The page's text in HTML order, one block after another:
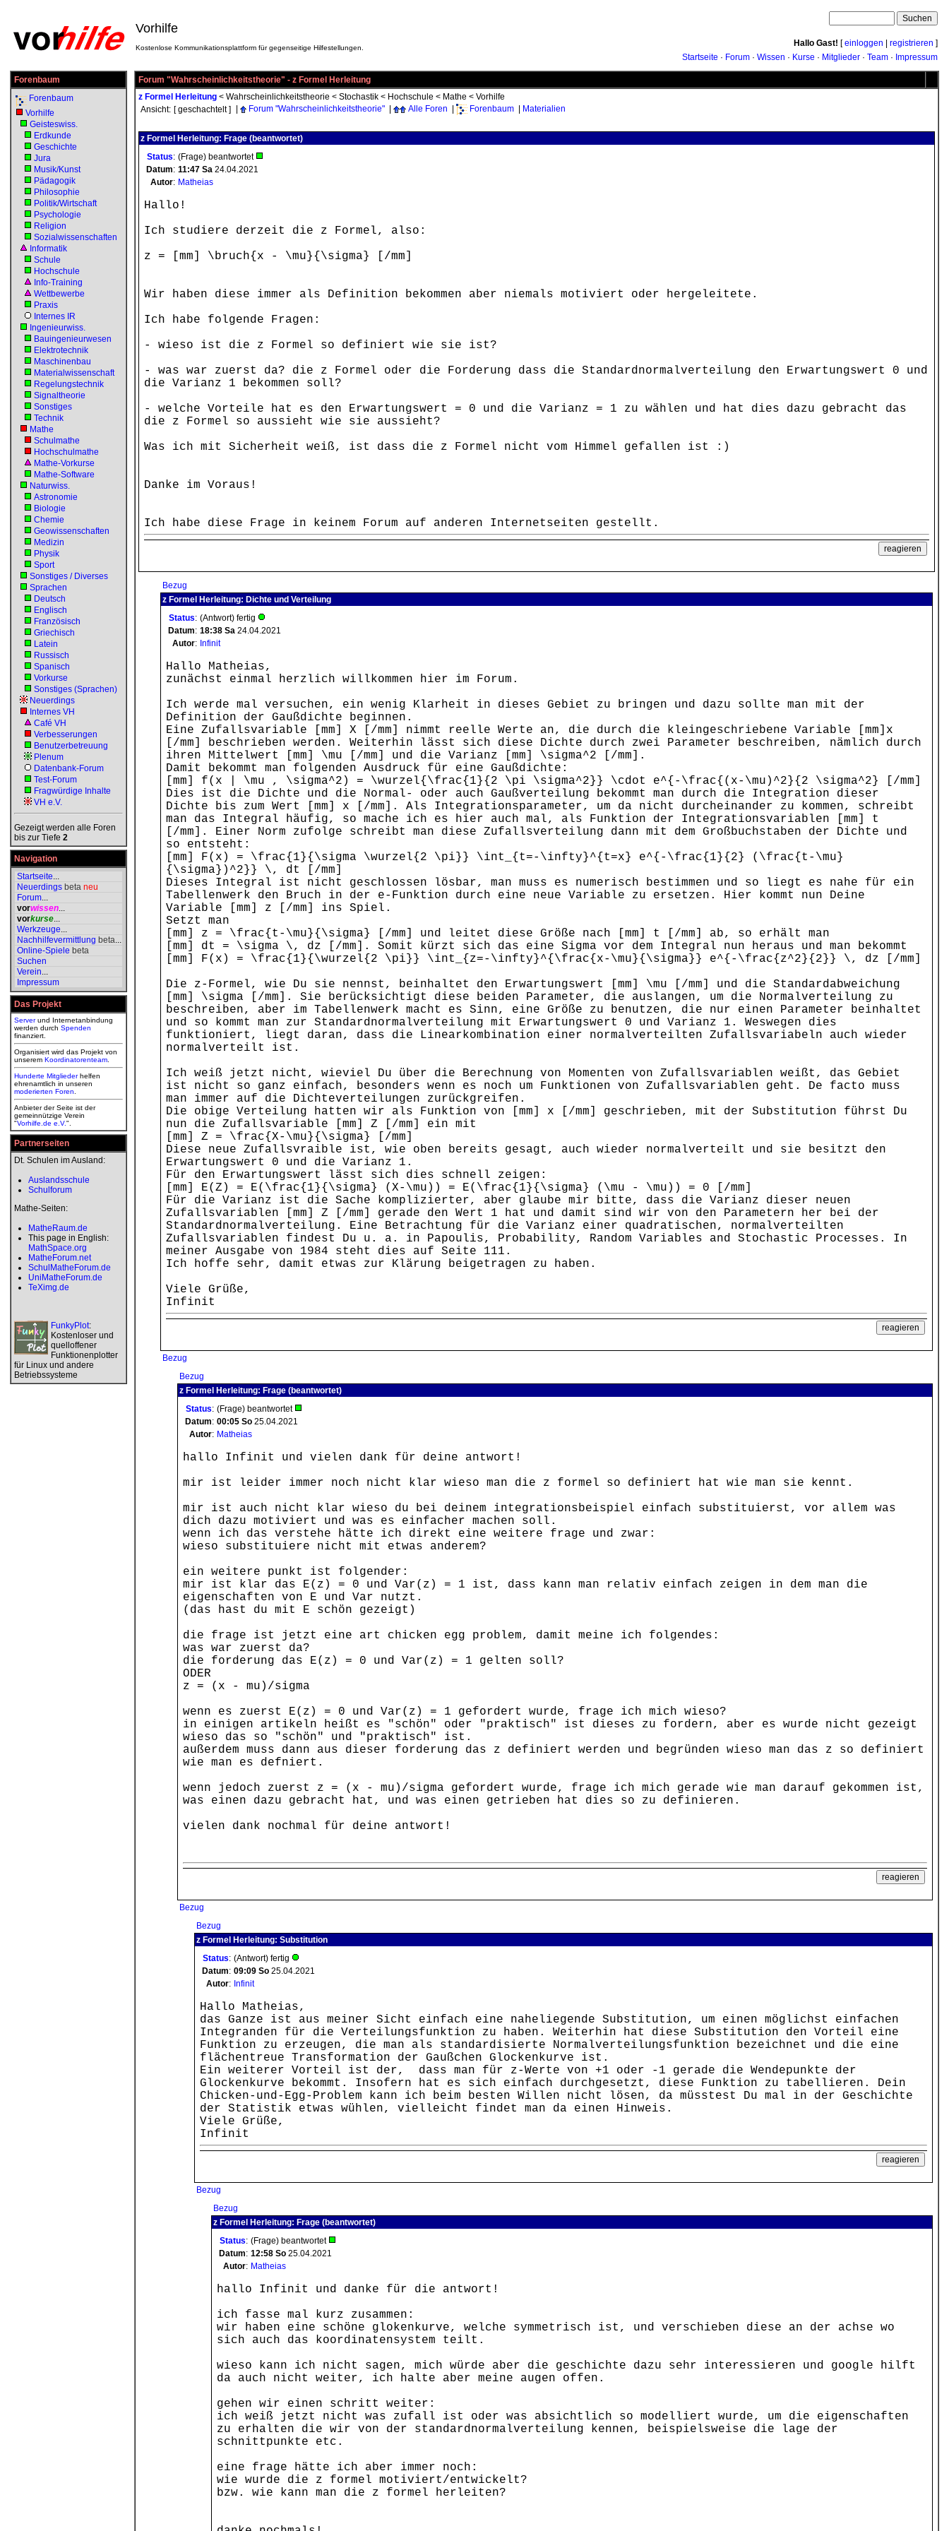
Vorhilfe
Kostenlose Kommunikationsplattform für gegenseitige Hilfestellungen. Hallo Gast! [einloggen registrieren ]
Startseite · Forum · Wissen · Kurse · Mitglieder · Team · Impressum
Forenbaum
Forenbaum
Vorhilfe
Geisteswiss.
Erdkunde
Geschichte
Jura
Musik/Kunst
Pädagogik
Philosophie
Politik/Wirtschaft
Psychologie
Religion
Sozialwissenschaften
Informatik
Schule
Hochschule
Info-Training
Wettbewerbe
Praxis
Internes IR
Ingenieurwiss.
Bauingenieurwesen
Elektrotechnik
Maschinenbau
Materialwissenschaft
Regelungstechnik
Signaltheorie
Sonstiges
Technik
Mathe
Schulmathe
Hochschulmathe
Mathe-Vorkurse
Mathe-Software
Naturwiss.
Astronomie
Biologie
Chemie
Geowissenschaften
Medizin
Physik
Sport
Sonstiges / Diverses
Sprachen
Deutsch
Englisch
Französisch
Griechisch
Latein
Russisch
Spanisch
Vorkurse
Sonstiges (Sprachen)
Neuerdings
Internes VH
Café VH
Verbesserungen
Benutzerbetreuung
Plenum
Datenbank-Forum
Test-Forum
Fragwürdige Inhalte
VH e.V.
Gezeigt werden alle Foren
bis zur Tiefe 2
Navigation
Startseite...
Neuerdings beta neu
Forum...
vorwissen...
vorkurse...
Werkzeuge...
Nachhilfevermittlung beta...
Online-Spiele beta
Suchen
Verein...
Impressum
Das Projekt
Serverund Internetanbindung
werden durch Spenden
finanziert.
Organisiert wird das Projekt von
unserem Koordinatorenteam
Hunderte Mitgliederhelfen
ehrenamtlich in unseren
moderierten Foren
Anbieter der Seite ist der
gemeinnützige Verein
"Vorhilfe.de e.V.".
Partnerseiten
Dt. Schulen im Ausland:
Auslandsschule
Schulforum
Mathe-Seiten:
MatheRaum.de
This page in English:
MathSpace.org
MatheForum.net
SchulMatheForum.de
UniMatheForum.de
TeXimg.de
FunkyPlot:
Kostenloser und
quelloffener
Funktionenplotter
für Linux und andere
Betriebssysteme
Forum "Wahrscheinlichkeitstheorie" - z Formel Herleitung
z Formel Herleitung < Wahrscheinlichkeitstheorie < Stochastik < Hochschule < Mathe < Vorhilfe
Ansicht: [ geschachtelt ] Forum "Wahrscheinlichkeitstheorie" Alle Foren Forenbaum Materialien
z Formel Herleitung: Frage (beantwortet)
Status: (Frage) beantwortet
Datum: 11:47 Sa 24.04.2021
Autor: Matheias
Hallo!
Ich studiere derzeit die z Formel, also:
z = [mm] \bruch{x - \mu}{\sigma} [/mm]
Wir haben diese immer als Definition bekommen aber niemals motiviert oder hergeleitete.
Ich habe folgende Fragen:
- wieso ist die z Formel so definiert wie sie ist?
- was war zuerst da? die z Formel oder die Forderung dass die Standardnormalverteilung den Erwartungswert 0 und
die Varianz 1 bekommen soll?
- welche Vorteile hat es den Erwartungswert = 0 und die Varianz = 1 zu wählen und hat dies dazu gebracht das
die z Formel so aussieht wie sie aussieht?
Was ich mit Sicherheit weiß, ist dass die z Formel nicht vom Himmel gefallen ist :)
Danke im Voraus!
Ich habe diese Frage in keinem Forum auf anderen Internetseiten gestellt.
Bezug
z Formel Herleitung: Dichte und Verteilung
Status: (Antwort) fertig
Datum: 18:38 Sa 24.04.2021
Autor: Infinit
Hallo Matheias,
zunächst einmal herzlich willkommen hier im Forum.
Ich werde mal versuchen, ein wenig Klarheit in dieses Gebiet zu bringen und dazu sollte man mit der
Definition der Gaußdichte beginnen.
Eine Zufallsvariable [mm] X [/mm] nimmt reelle Werte an, die durch die kleingeschriebene Variable [mm]x
[/mm] beschrieben werden. Weiterhin lässt sich diese Dichte durch zwei Parameter beschreiben, nämlich durch
ihren Mittelwert [mm] \mu [/mm] und die Varianz [mm] \sigma^2 [/mm].
Damit bekommt man folgenden Ausdruck für eine Gaußdichte:
[mm] f(x | \mu , \sigma^2) = \wurzel{\frac{1}{2 \pi \sigma^2}} \cdot e^{-\frac{(x-\mu)^2}{2 \sigma^2} [/mm]
Dies ist die Dichte und die Normal- oder auch Gaußverteilung bekommt man durch die Integration dieser
Dichte bis zum Wert [mm] x [/mm]. Als Integrationsparameter, um da nicht durcheinander zu kommen, schreibt
man das Integral häufig, so mache ich es hier auch mal, als Funktion der Integrationsvariablen [mm] t
[/mm]. Einer Norm zufolge schreibt man diese Zufallsverteilung dann mit dem Großbuchstaben der Dichte und
so entsteht:
[mm] F(x) = \frac{1}{\sigma \wurzel{2 \pi}} \int_{t=-\infty}^{t=x} e^{-\frac{1}{2} (\frac{t-\mu}
{\sigma})^2}} \, dt [/mm]
Dieses Integral ist nicht geschlossen lösbar, man muss es numerisch bestimmen und so liegt es nahe für ein
Tabellenwerk den Bruch in der e-Funktion durch eine neue Variable zu ersetzen. Hier kommt nun Deine
Variable [mm] z [/mm] ins Spiel.
Setzt man
[mm] z = \frac{t-\mu}{\sigma} [/mm] und leitet diese Größe nach [mm] t [/mm] ab, so erhält man
[mm] dt = \sigma \, dz [/mm]. Somit kürzt sich das eine Sigma vor dem Integral nun heraus und man bekommt
[mm] F(x) = \frac{1}{\wurzel{2 \pi}} \int_{z=-\infty}^{\frac{x-\mu}{\sigma}} e^{-\frac{z^2}{2}} \, dz [/mm]
Die z-Formel, wie Du sie nennst, beinhaltet den Erwartungswert [mm] \mu [/mm] und die Standardabweichung
[mm] \sigma [/mm]. Sie berücksichtigt diese beiden Parameter, die auslangen, um die Normalverteilung zu
beschreiben, aber im Tabellenwerk macht es Sinn, eine Größe zu benutzen, die nur einen Parameter beinhaltet
und so kommt man zur Standardnormalverteilung mit Erwartungswert 0 und Varianz 1. Weswegen dies
funktioniert, liegt daran, dass die Linearkombination einer normalverteilten Zufallsvariabeln auch wieder
normalverteilt ist.
Ich weiß jetzt nicht, wieviel Du über die Berechnung von Momenten von Zufallsvariablen weißt, das Gebiet
ist nicht so ganz einfach, besonders wenn es noch um Funktionen von Zufallsvariablen geht. De facto muss
man immer auf die Dichteverteilungen zurückgreifen.
Die obige Verteilung hatten wir als Funktion von [mm] x [/mm] geschrieben, mit der Substitution führst Du
nun die Zufallsvariable [mm] Z [/mm] ein mit
[mm] Z = \frac{X-\mu}{\sigma} [/mm]
Diese neue Zufallsvraible ist, wie oben bereits gesagt, auch wieder normalverteilt und sie besitzt den
Erwartungswert 0 und die Varianz 1.
Für den Erwartungswert lässt sich dies schnell zeigen:
[mm] E(Z) = E(\frac{1}{\sigma} (X-\mu)) = E(\frac{1}{\sigma} (\mu - \mu)) = 0 [/mm]
Für die Varianz ist die Sache komplizierter, aber glaube mir bitte, dass die Varianz dieser neuen
Zufallsvariablen [mm] Z [/mm] gerade den Wert 1 hat und damit sind wir von den Parametern her bei der
Standardnormalverteilung. Eine Betrachtung für die Varianz einer quadratischen, normalverteilten
Zufallsvariablen findest Du u. a. in Papoulis, Probability, Random Variables and Stochastic Processes. In
meiner Ausgabe von 1984 steht dies auf Seite 111.
Ich hoffe sehr, damit etwas zur Klärung beigetragen zu haben.
Viele Grüße,
Infinit
Bezug
Bezug
z Formel Herleitung: Frage (beantwortet)
Status: (Frage) beantwortet
Datum: 00:05 So 25.04.2021
Autor: Matheias
hallo Infinit und vielen dank für deine antwort!
mir ist leider immer noch nicht klar wieso man die z formel so definiert hat wie man sie kennt.
mir ist auch nicht klar wieso du bei deinem integrationsbeispiel einfach substituierst, vor allem was
dich dazu motiviert und was es einfacher machen soll.
wenn ich das verstehe hätte ich direkt eine weitere frage und zwar:
wieso substituiere nicht mit etwas anderem?
ein weitere punkt ist folgender:
mir ist klar das E(z) = 0 und Var(z) = 1 ist, dass kann man relativ einfach zeigen in dem man die
eigenschaften von E und Var nutzt.
(das hast du mit E schön gezeigt)
die frage ist jetzt eine art chicken egg problem, damit meine ich folgendes:
was war zuerst da?
die forderung das E(z) = 0 und Var(z) = 1 gelten soll?
ODER
z = (x - mu)/sigma
wenn es zuerst E(z) = 0 und Var(z) = 1 gefordert wurde, frage ich mich wieso?
in einigen artikeln heißt es "schön" oder "praktisch" ist dieses zu fordern, aber es wurde nicht gezeigt
wieso das so "schön" und "praktisch" ist.
außerdem muss dann aus dieser forderung das z definiert werden und begründen wieso man das z so definiert
wie man es defniert.
wenn jedoch zuerst z = (x - mu)/sigma gefordert wurde, frage ich mich gerade wie man darauf gekommen ist,
was einen dazu gebracht hat, und was einen getrieben hat dies so zu definieren.
vielen dank nochmal für deine antwort!
Bezug
Bezug
z Formel Herleitung: Substitution
Status: (Antwort) fertig
Datum: 09:09 So 25.04.2021
Autor: Infinit
Hallo Matheias,
das Ganze ist aus meiner Sicht einfach eine naheliegende Substitution, um einen möglichst einfachen
Integranden für die Verteilungsfunktion zu haben. Weiterhin hat diese Substitution den Vorteil eine
Funktion zu erzeugen, die man als standardisierte Normalverteilungsfunktion bezeichnet und die eine
flächentreue Transformation der Gaußchen Glockenkurve ist.
Ein weiterer Vorteil ist der, dass man für z-Werte von +1 oder -1 gerade die Wendepunkte der
Glockenkurve bekommt. Insofern hat es sich einfach durchgesetzt, diese Funktion zu tabellieren. Dein
Chicken-und-Egg-Problem kann ich beim besten Willen nicht lösen, da müsstest Du mal in der Geschichte
der Statistik etwas wühlen, vielleicht findet man da einen Hinweis.
Viele Grüße,
Infinit
Bezug
Bezug
z Formel Herleitung: Frage (beantwortet)
Status: (Frage) beantwortet
Datum: 12:58 So 25.04.2021
Autor: Matheias
hallo Infinit und danke für die antwort!
ich fasse mal kurz zusammen:
wir haben eine schöne glokenkurve, welche symmetrisch ist, und verschieben diese an der achse wo
sich auch das koordinatensystem teilt.
wieso kann ich nicht sagen, mich würde aber die geschichte dazu sehr interessieren und google hilft
da auch nicht weiter, ich halte aber meine augen offen.
gehen wir einen schritt weiter:
ich weiß jetzt nicht was zufall ist oder was absichtlich so modelliert wurde, um die eigenschaften
zu erhalten die wir von der standardnormalverteilung kennen, beispielsweise die lage der
schnittpunkte etc.
eine frage hätte ich aber immer noch:
wie wurde die z formel motiviert/entwickelt?
bzw. wie kann man die z formel herleiten?